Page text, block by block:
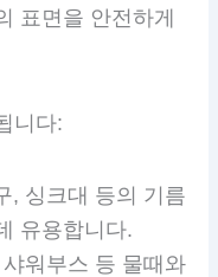
표면을 안전하게
니다:
, 싱크대 등의 기름
유용합니다.
워부스 등 물때와